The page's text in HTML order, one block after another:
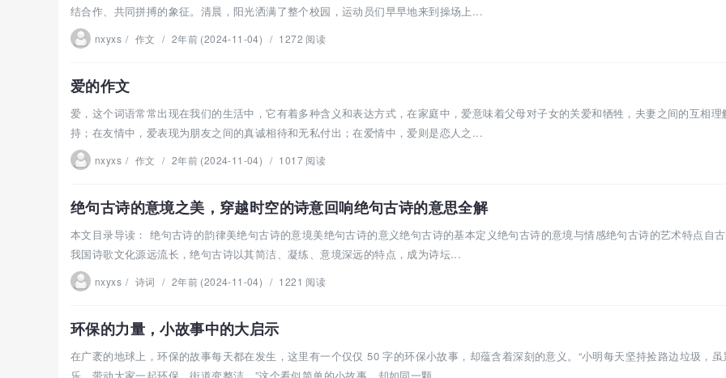
结合作、共同拼搏的象征。清晨，阳光洒满了整个校园，运动员们早早地来到操场上...
nxyxs / 作文 / 2年前 (2024-11-04) / 1272 阅读
爱的作文
爱，这个词语常常出现在我们的生活中，它有着多种含义和表达方式，在家庭中，爱意味着父母对子女的关爱和牺牲，夫妻之间的互相理
持；在友情中，爱表现为朋友之间的真诚相待和无私付出；在爱情中，爱则是恋人之...
nxyxs / 作文 / 2年前 (2024-11-04) / 1017 阅读
绝句古诗的意境之美，穿越时空的诗意回响绝句古诗的意思全解
本文目录导读： 绝句古诗的韵律美绝句古诗的意境美绝句古诗的意义绝句古诗的基本定义绝句古诗的意境与情感绝句古诗的艺术特点自古
我国诗歌文化源远流长，绝句古诗以其简洁、凝练、意境深远的特点，成为诗坛...
nxyxs / 诗词 / 2年前 (2024-11-04) / 1221 阅读
环保的力量，小故事中的大启示
在广袤的地球上，环保的故事每天都在发生，这里有一个仅仅 50 字的环保小故事，却蕴含着深刻的意义。“小明每天坚持捡路边垃圾，虽